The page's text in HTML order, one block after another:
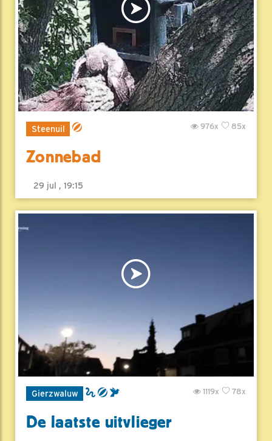
Steenuil 85x
976x
Zonnebad
29 jul , 19:15
Gierzwaluw 78x
1119x
De laatste uitvlieger